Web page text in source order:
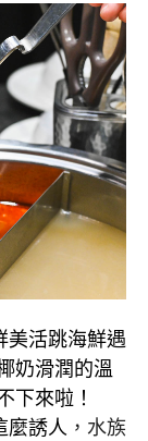
美活跳海鮮遇
奶滑潤的溫
下來啦！
麼誘人 ，水族